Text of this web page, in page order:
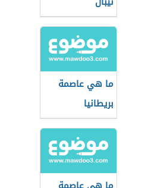
ما هي عاصمة
بريطانيا